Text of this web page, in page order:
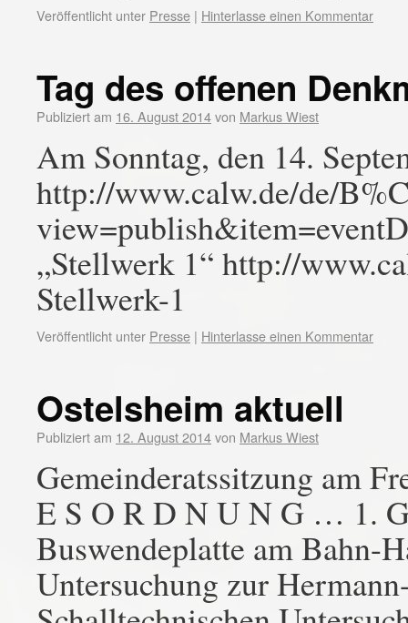
Veröffentlicht unter Presse | Hinterlasse einen Kommentar
Tag des offenen
Publiziert am 16. August 2014von Markus Wiest
Am Sonntag, den 14.
http://www.calw.de/de/
„Stellwerk 1“ http://
Stellwerk-1
Veröffentlicht unter Presse | Hinterlasse einen Kommentar
Ostelsheim aktuell
Publiziert am 12. August 2014von Markus Wiest
Gemeinderatssitzung am
E S O R D N U N G … 1.
Buswendeplatte am Bahn-
Untersuchung zur